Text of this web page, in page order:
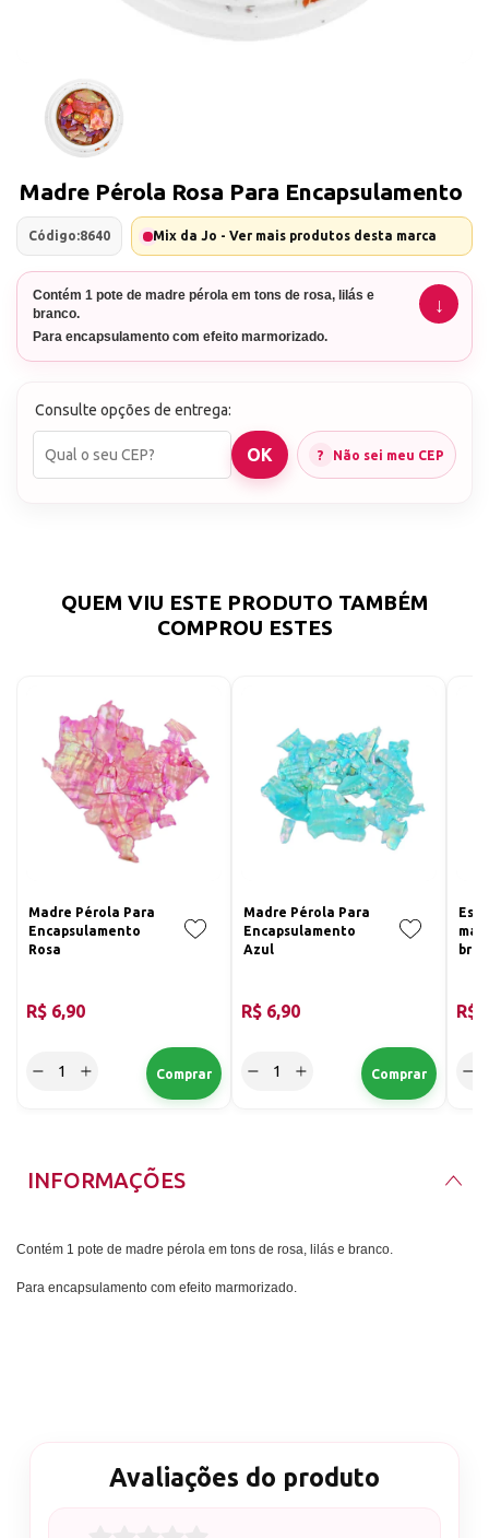
Madre Pérola Rosa Para Encapsulamento
Código:8640 Mix da Jo - Ver mais produtos desta marca
Contém 1 pote de madre pérola em tons de rosa, lilás e
branco.
Para encapsulamento com efeito marmorizado.
Consulte opções de entrega:
Não sei meu CEP
QUEM VIU ESTE PRODUTO TAMBÉM
COMPROU ESTES
Madre Pérola Para
Encapsulamento
Rosa
R$ 6,90
Madre Pérola Para
Encapsulamento
Azul
R$ 6,90 R$
INFORMAÇÕES
Contém 1 pote de madre pérola em tons de rosa, lilás e branco.
Para encapsulamento com efeito marmorizado.
Avaliações do produto